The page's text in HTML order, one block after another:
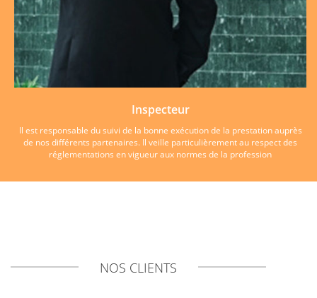
Inspecteur
Il est responsable du suivi de la bonne exécution de la prestation auprès
de nos différents partenaires. Il veille particulièrement au respect des
réglementations en vigueur aux normes de la profession
NOS CLIENTS